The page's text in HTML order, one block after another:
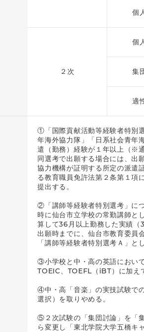
個
２次
個
集
適
①「国際貢献活動等経験者特別
年海外協力隊」「日系社会青年
遣（勤務）経験が１年以上（※
同選考で出願する場合には、出
協力機構が証明する所定の派遣
る教育職員免許法第２条第１項
提出する。
②「講師等経験者特別選考」に
時に仙台市立学校の常勤講師と
算して36月以上勤務した実績（
出願時までに、仙台市教育委員
「講師等経験者特別選考Ａ」と
③小学校と中・高の英語におい
TOEIC、TOEFL（iBT）に加え
④中・高「音楽」の実技試験で
選択）を取りやめる。
⑤２次試験の「集団討論」を「
ら変更し「東北学院大学五橋キ